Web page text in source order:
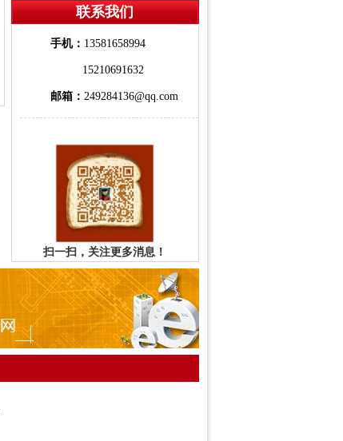
联系我们
手机： 13581658994
15210691632
邮箱： 249284136@qq.com
扫一扫，关注更多消息！